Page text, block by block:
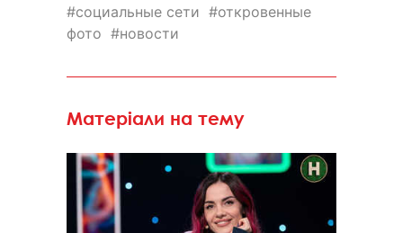
социальные сети
откровенные
фото
новости
Матеріали на тему